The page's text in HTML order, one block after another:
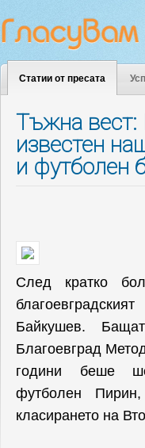
Статии от пресата
Тъжна вест:
известен
и футболен
След кратко
Байкушев.
Благоевград
години беше
футболен
класирането на